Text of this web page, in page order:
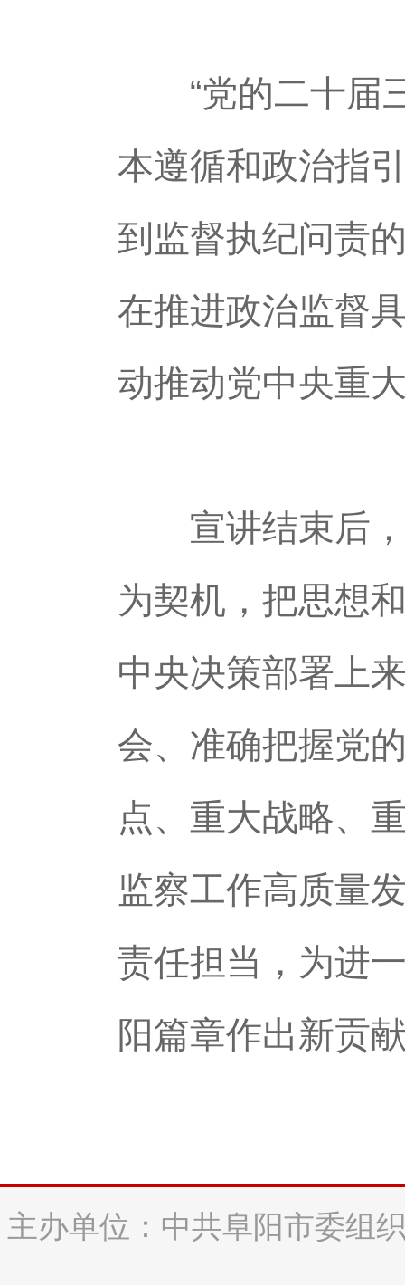
“党的二十届三
本遵循和政治指
到监督执纪问责
在推进政治监督
动推动党中央重
宣讲结束后，
为契机，把思想
中央决策部署上
会、准确把握党
点、重大战略、
监察工作高质量
责任担当，为进
阳篇章作出新贡
主办单位：中共阜阳市委组